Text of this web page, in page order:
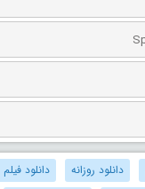
دانلود روزانه
دانلود فیلم